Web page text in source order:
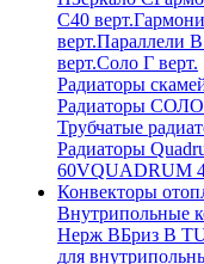
С40 верт.
верт.Параллели В
верт.Соло Г верт.
Радиаторы
Радиаторы СОЛО
Трубчатые
Радиаторы
60VQUADRUM
Конвекторы
Внутрипольные
Нерж ВБриз В
для